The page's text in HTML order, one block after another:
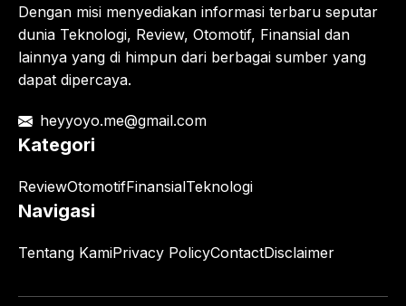
Dengan misi menyediakan informasi terbaru seputar
dunia Teknologi, Review, Otomotif, Finansial dan
lainnya yang di himpun dari berbagai sumber yang
dapat dipercaya.
heyyoyo.me@gmail.com
Kategori
ReviewOtomotifFinansialTeknologi
Navigasi
Tentang KamiPrivacy PolicyContactDisclaimer